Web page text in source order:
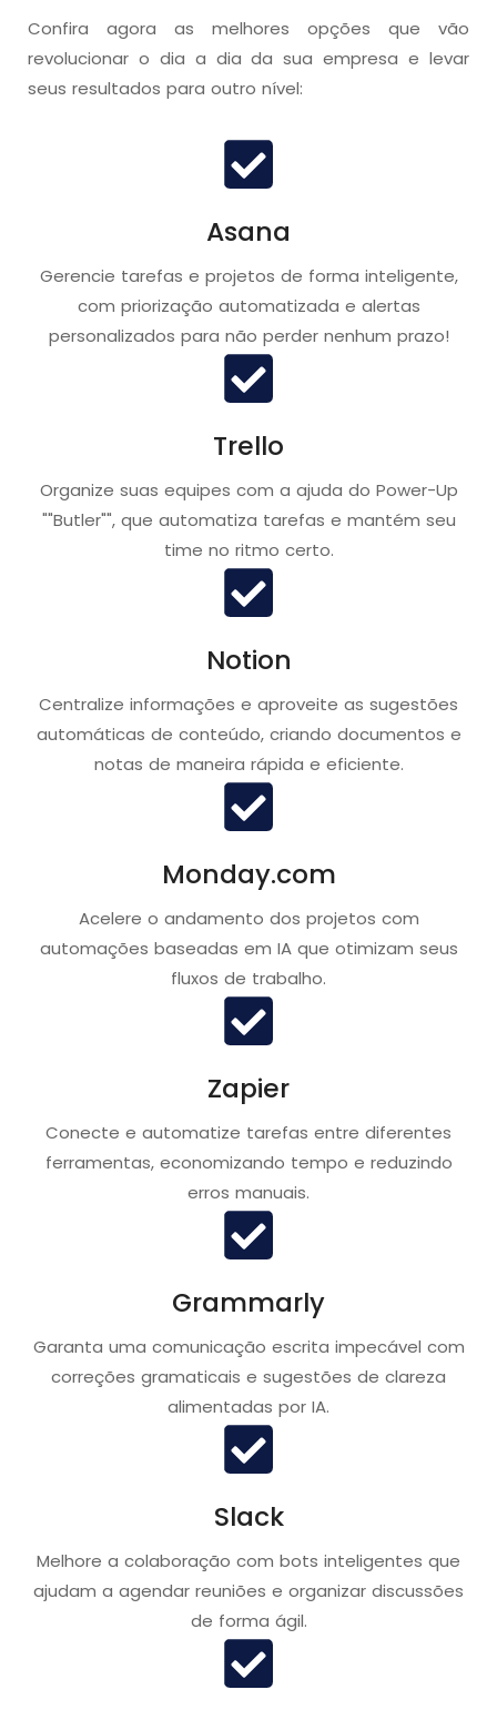
Confira agora as melhores opções que vão
revolucionar o dia a dia da sua empresa e levar
seus resultados para outro nível:
Asana
Gerencie tarefas e projetos de forma inteligente,
com priorização automatizada e alertas
personalizados para não perder nenhum prazo!
Trello
Organize suas equipes com a ajuda do Power-Up
""Butler"", que automatiza tarefas e mantém seu
time no ritmo certo.
Notion
Centralize informações e aproveite as sugestões
automáticas de conteúdo, criando documentos e
notas de maneira rápida e eficiente.
Monday.com
Acelere o andamento dos projetos com
automações baseadas em IA que otimizam seus
fluxos de trabalho.
Zapier
Conecte e automatize tarefas entre diferentes
ferramentas, economizando tempo e reduzindo
erros manuais.
Grammarly
Garanta uma comunicação escrita impecável com
correções gramaticais e sugestões de clareza
alimentadas por IA.
Slack
Melhore a colaboração com bots inteligentes que
ajudam a agendar reuniões e organizar discussões
de forma ágil.